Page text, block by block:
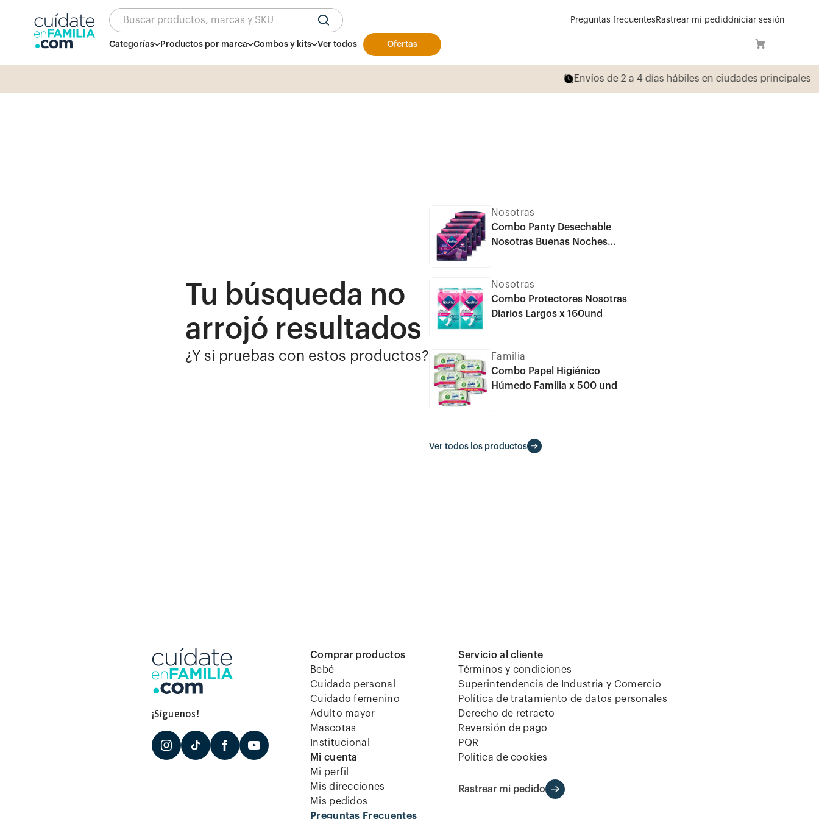
Buscar productos, marcas y SKU Preguntas frecuentes Rastrear mi pedidoIniciar sesión
Categorías Productos por marca Combos y kits Ver todos Ofertas
Envíos de 2 a 4 días hábiles en ciudades principales
Tu búsqueda no
arrojó resultados
¿Y si pruebas con estos productos?
Nosotras
Combo Panty Desechable
Nosotras Buenas Noches
Nosotras
Combo Protectores Nosotras
Diarios Largos x 160und
Familia
Combo Papel Higiénico
Húmedo Familia x 500 und
Ver todos los productos
¡Síguenos!
Comprar productos
Bebé
Cuidado personal
Cuidado femenino
Adulto mayor
Mascotas
Institucional
Mi cuenta
Mi perfil
Mis direcciones
Mis pedidos
Preguntas Frecuentes
Servicio al cliente
Términos y condiciones
Superintendencia de Industria y Comercio
Política de tratamiento de datos personales
Derecho de retracto
Reversión de pago
PQR
Política de cookies
Rastrear mi pedido